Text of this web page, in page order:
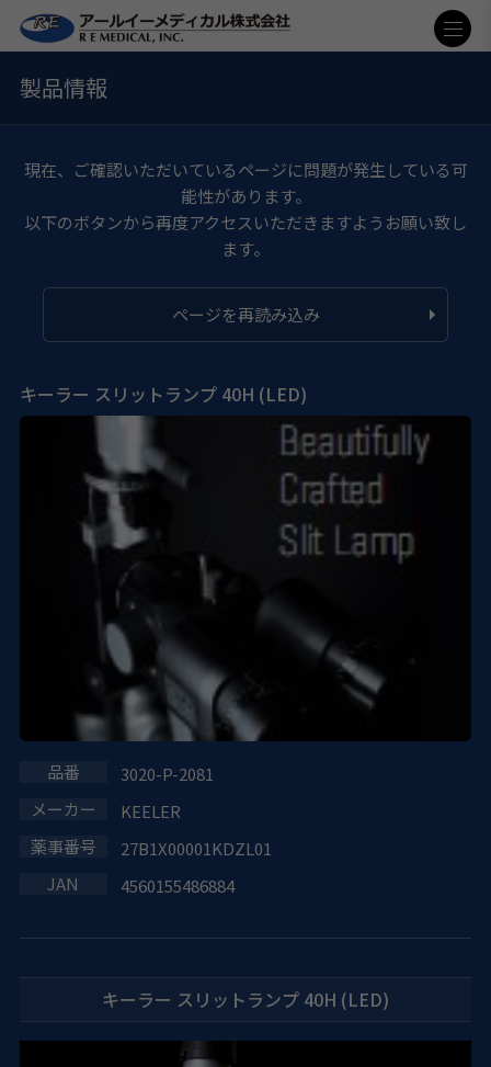
製品情報
現在、ご確認いただいているページに問題が発生している可
能性があります。
以下のボタンから再度アクセスいただきますようお願い致し
ます。
ページを再読み込み
キーラー スリットランプ 40H (LED)
3020-P-2081
KEELER
27B1X00001KDZL01
4560155486884
キーラー スリットランプ 40H (LED)